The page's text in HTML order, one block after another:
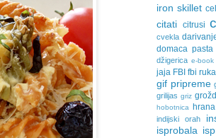
iron skillet
citati citrusi
cvekla
domaca pasta
džigerica e-book
jaja FBI fbi
gif pripreme
grilijas griz
hobotnica
indijski orah
isprobala